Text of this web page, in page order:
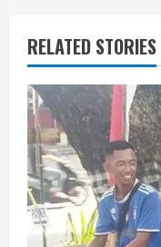
RELATED STORIES